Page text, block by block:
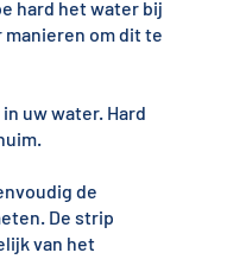
hard het water bij
manieren om dit te
uw water. Hard
de
De strip
van het